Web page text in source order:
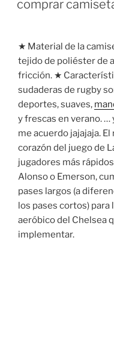
comprar
★ Material de la
tejido de poliéster de
fricción. ★
sudaderas de rugby
deportes, suaves,
y frescas en verano. …
me acuerdo jajajaja.
corazón del juego de
jugadores más
Alonso o Emerson,
pases largos (a
los pases cortos)
aeróbico del Chelsea
implementar.